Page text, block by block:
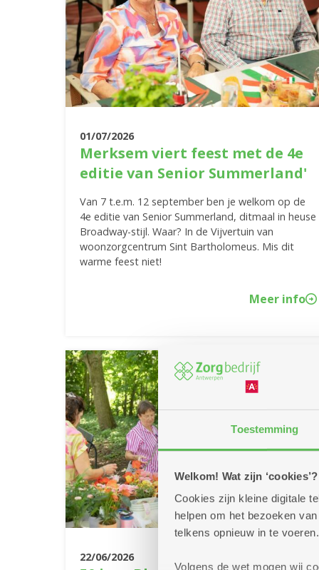
Toestemming
Welkom! Wat zijn ‘cookies’?
Cookies zijn kleine digitale
helpen om het bezoeken
telkens opnieuw in te
Volgens de wet mogen wij
01/07/2026
Merksem viert feest met de 4e
editie van Senior Summerland'
Van 7 t.e.m. 12 september ben je welkom op de
4e editie van Senior Summerland, ditmaal in heuse
Broadway-stijl. Waar? In de Vijvertuin van
woonzorgcentrum Sint Bartholomeus. Mis dit
warme feest niet!
Meer info
22/06/2026